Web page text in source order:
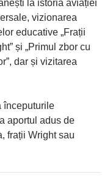
la istoria aviației
vizionarea
educative „Frații
și „Primul zbor cu
dar și vizitarea
începuturile
aportul adus de
frații Wright sau